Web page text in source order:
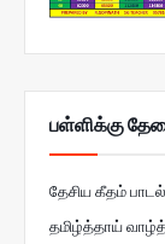
பள்ளிக்கு
தேசிய கீதம்
தமிழ்த்தாய்